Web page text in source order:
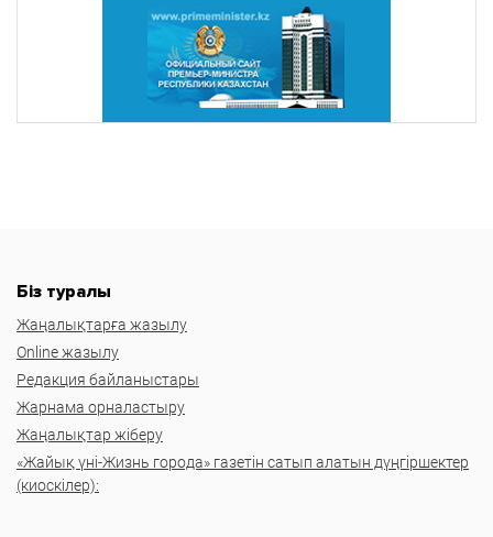
Біз туралы
Жаңалықтарға жазылу
Online жазылу
Редакция байланыстары
Жарнама орналастыру
Жаңалықтар жіберу
«Жайық үні-Жизнь города» газетін сатып алатын дүңгіршектер
(киоскілер):